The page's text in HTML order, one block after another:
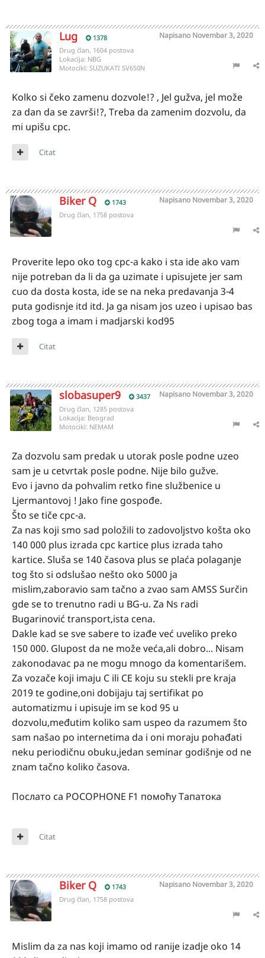
Lug 1378 Napisano Novembar 3, 2020
Drug član, 1604 postova
Lokacija: NBG
Motocikl: SUZUKATI SV650N
Kolko si čeko zamenu dozvole!? , Jel gužva, jel može
za dan da se završi!?, Treba da zamenim dozvolu, da
mi upišu cpc.
Citat
Biker Q 1743 Napisano Novembar 3, 2020
Drug član, 1758 postova
Proverite lepo oko tog cpc-a kako i sta ide ako vam
nije potreban da li da ga uzimate i upisujete jer sam
cuo da dosta kosta, ide se na neka predavanja 3-4
puta godisnje itd itd. Ja ga nisam jos uzeo i upisao bas
zbog toga a imam i madjarski kod95
Citat
slobasuper9 3437 Napisano Novembar 3, 2020
Drug član, 1285 postova
Lokacija: Beograd
Motocikl: NEMAM
Za dozvolu sam predak u utorak posle podne uzeo
sam je u cetvrtak posle podne. Nije bilo gužve.
Evo i javno da pohvalim retko fine službenice u
Ljermantovoj ! Jako fine gospođe.
Što se tiče cpc-a.
Za nas koji smo sad položili to zadovoljstvo košta oko
140 000 plus izrada cpc kartice plus izrada taho
kartice. Sluša se 140 časova plus se plaća polaganje
tog što si odslušao nešto oko 5000 ja
mislim,zaboravio sam tačno a zvao sam AMSS Surčin
gde se to trenutno radi u BG-u. Za Ns radi
Bugarinović transport,ista cena.
Dakle kad se sve sabere to izađe već uveliko preko
150 000. Glupost da ne može veća,ali dobro... Nisam
zakonodavac pa ne mogu mnogo da komentarišem.
Za vozače koji imaju C ili CE koju su stekli pre kraja
2019 te godine,oni dobijaju taj sertifikat po
automatizmu i upisuje im se kod 95 u
dozvolu,međutim koliko sam uspeo da razumem što
sam našao po internetima da i oni moraju pohađati
neku periodičnu obuku,jedan seminar godišnje od ne
znam tačno koliko časova.
Послато са POCOPHONE F1 помоћу Тапатока
Citat
Biker Q 1743 Napisano Novembar 3, 2020
Drug član, 1758 postova
Mislim da za nas koji imamo od ranije izadje oko 14